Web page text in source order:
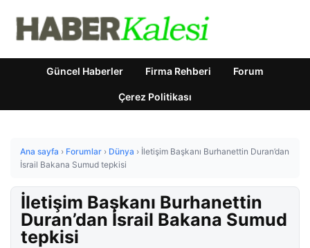
Güncel Haberler Firma Rehberi Forum
Çerez Politikası
Ana sayfa › Forumlar › Dünya › İletişim Başkanı Burhanettin Duran’dan
İsrail Bakana Sumud tepkisi
İletişim Başkanı Burhanettin
Duran’dan İsrail Bakana Sumud
tepkisi